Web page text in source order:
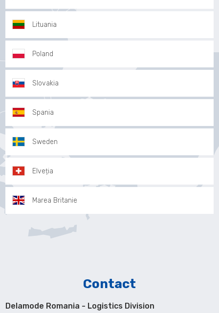
Lituania
Poland
Slovakia
Spania
Sweden
Elveția
Marea Britanie
Contact
Delamode Romania - Logistics Division